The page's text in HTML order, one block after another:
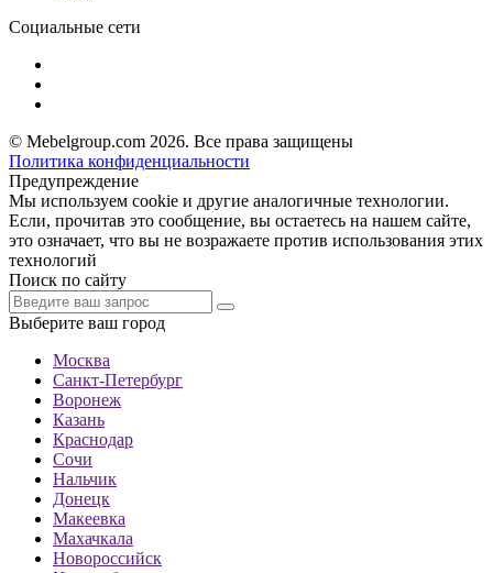
Социальные сети
© Mebelgroup.com 2026. Все права защищены
Политика конфиденциальности
Предупреждение
Мы используем cookie и другие аналогичные технологии.
Если, прочитав это сообщение, вы остаетесь на нашем сайте,
это означает, что вы не возражаете против использования этих
технологий
Поиск по сайту
Выберите ваш город
Москва
Санкт-Петербург
Воронеж
Казань
Краснодар
Сочи
Нальчик
Донецк
Макеевка
Махачкала
Новороссийск